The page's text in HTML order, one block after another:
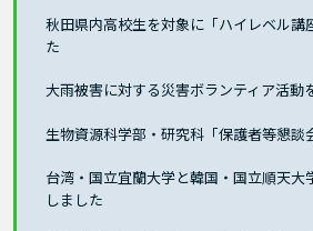
秋田県内高校生を対象に「ハイレベル講
た
大雨被害に対する災害ボランティア活動
生物資源科学部・研究科「保護者等懇談
台湾・国立宜蘭大学と韓国・国立順天大
しました